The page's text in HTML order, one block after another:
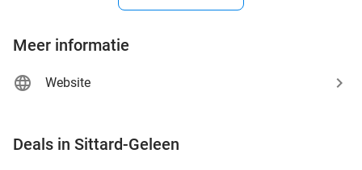
Meer informatie
Website
Deals in Sittard-Geleen